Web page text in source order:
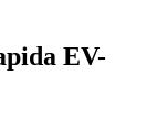
EV-